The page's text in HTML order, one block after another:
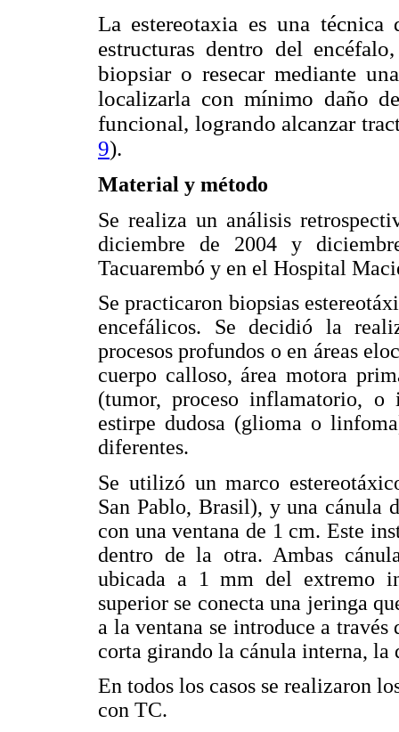
La estereotaxia es una
estructuras dentro del
biopsiar o resecar mediante
localizarla con mínimo daño
funcional, logrando alcanzar
9).
Material y método
Se realiza un análisis
diciembre de 2004 y
Tacuarembó y en el Hospital
Se practicaron biopsias
encefálicos. Se decidió la
procesos profundos o en áreas
cuerpo calloso, área motora
(tumor, proceso inflamatorio, o
estirpe dudosa (glioma o
diferentes.
Se utilizó un marco
San Pablo, Brasil), y una cánula
con una ventana de 1 cm. Este
dentro de la otra. Ambas
ubicada a 1 mm del extremo
superior se conecta una jeringa
a la ventana se introduce a través
corta girando la cánula interna, la
En todos los casos se realizaron
con TC.